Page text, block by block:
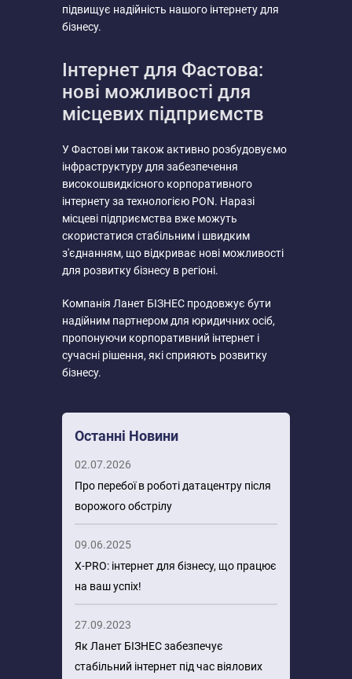
підвищує надійність нашого інтернету для
бізнесу.
Інтернет для Фастова:
нові можливості для
місцевих підприємств
У Фастові ми також активно розбудовуємо
інфраструктуру для забезпечення
високошвидкісного корпоративного
інтернету за технологією PON. Наразі
місцеві підприємства вже можуть
скористатися стабільним і швидким
з'єднанням, що відкриває нові можливості
для розвитку бізнесу в регіоні.
Компанія Ланет БІЗНЕС продовжує бути
надійним партнером для юридичних осіб,
пропонуючи корпоративний інтернет і
сучасні рішення, які сприяють розвитку
бізнесу.
Останні Новини
02.07.2026
Про перебої в роботі датацентру після
ворожого обстрілу
09.06.2025
X-PRO: інтернет для бізнесу, що працює
на ваш успіх!
27.09.2023
Як Ланет БІЗНЕС забезпечує
стабільний інтернет під час віялових